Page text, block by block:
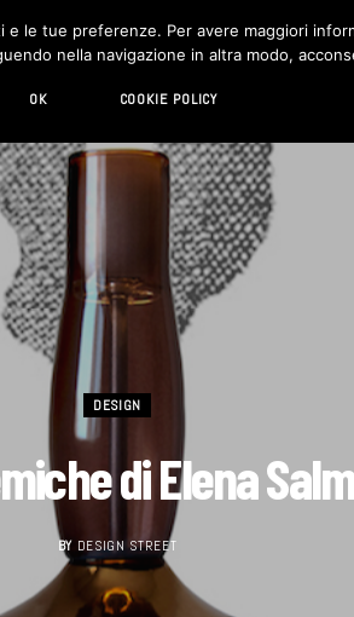
LIVING HI-TECH CHI SIAMO
DESIGN
di Elena
BY DESIGN STREET
le tue preferenze. Per avere maggiori
nella navigazione in altra modo,
OK COOKIE POLICY